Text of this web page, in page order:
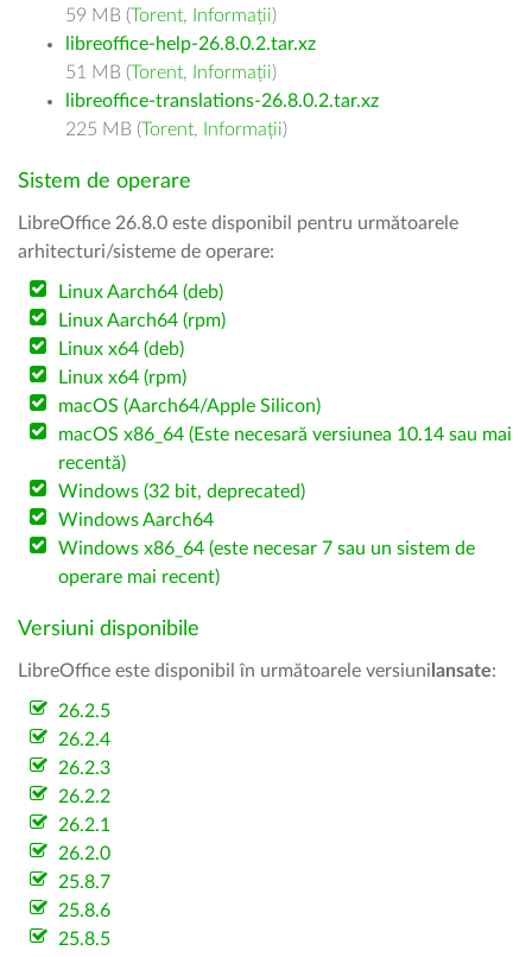
59 MB (Torent, Informații)
libreoffice-help-26.8.0.2.tar.xz
51 MB (Torent, Informații)
libreoffice-translations-26.8.0.2.tar.xz
225 MB (Torent, Informații)
Sistem de operare
LibreOffice 26.8.0 este disponibil pentru următoarele
arhitecturi/sisteme de operare:
Linux Aarch64 (deb)
Linux Aarch64 (rpm)
Linux x64 (deb)
Linux x64 (rpm)
macOS (Aarch64/Apple Silicon)
macOS x86_64 (Este necesară versiunea 10.14 sau mai
recentă)
Windows (32 bit, deprecated)
Windows Aarch64
Windows x86_64 (este necesar 7 sau un sistem de
operare mai recent)
Versiuni disponibile
LibreOffice este disponibil în următoarele versiuni lansate:
26.2.5
26.2.4
26.2.3
26.2.2
26.2.1
26.2.0
25.8.7
25.8.6
25.8.5